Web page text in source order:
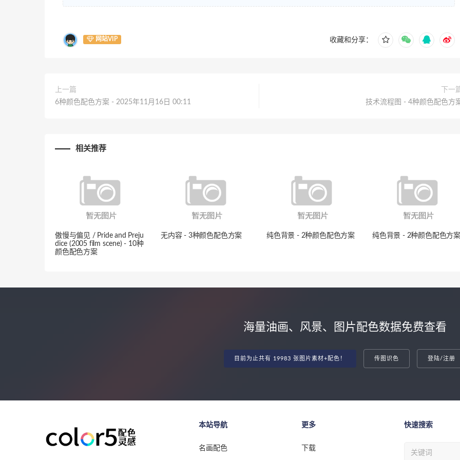
网站VIP 收藏和分享：
上一篇
6种颜色配色方案 - 2025年11月16日 00:11
下一
技术流程图 - 4种颜色配色方
相关推荐
傲慢与偏见 / Pride and Preju
dice (2005 film scene) - 10种
颜色配色方案
无内容 - 3种颜色配色方案 纯色背景 - 2种颜色配色方案 纯色背景 - 2种颜色配色方案
海量油画、风景、图片配色数据免费查看
目前为止共有 19983 张图片素材+配色！ 传图识色 登陆/注册
本站导航
名画配色
更多
下载
快速搜索